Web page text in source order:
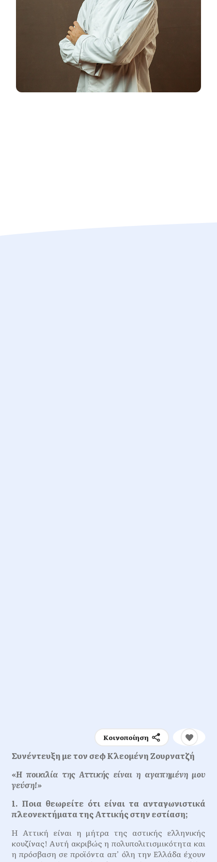
Κοινοποίηση
Συνέντευξη με τον σεφ Κλεομένη Ζουρνατζή
«Η ποικιλία της Αττικής είναι η αγαπημένη μου
γεύση!»
1. Ποια θεωρείτε ότι είναι τα ανταγωνιστικά
πλεονεκτήματα της Αττικής στην εστίαση;
Η Αττική είναι η μήτρα της αστικής ελληνικής
κουζίνας! Αυτή ακριβώς η πολυπολιτισμικότητα και
η πρόσβαση σε προϊόντα απ’ όλη την Ελλάδα έχουν